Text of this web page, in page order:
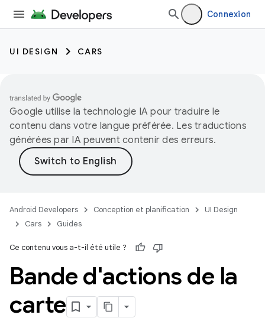
Connexion
UI DESIGN CARS
Google utilise la technologie IA pour traduire le
contenu dans votre langue préférée. Les traductions
générées par IA peuvent contenir des erreurs.
Android Developers Conception et planification
UI Design
Cars
Guides
Ce contenu vous a-t-il été utile ?
Bande d'actions de la
carte